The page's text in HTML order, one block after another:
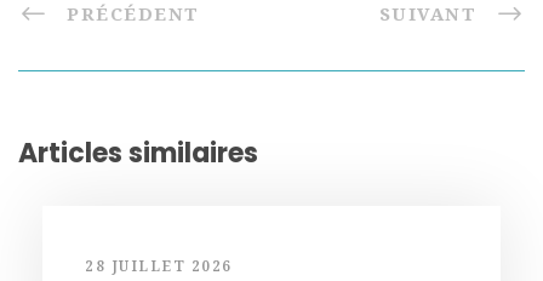
PRÉCÉDENT SUIVANT
Articles similaires
28 JUILLET 2026